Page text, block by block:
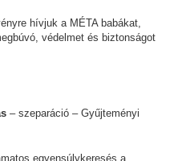
hívjuk a MÉTA babákat,
védelmet és biztonságot
– szeparáció – Gyűjteményi
egyensúlykeresés a